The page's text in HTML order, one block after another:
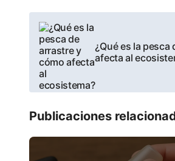
P
o
t
n
a
¿Qué es la pesca
afecta al
Publicaciones